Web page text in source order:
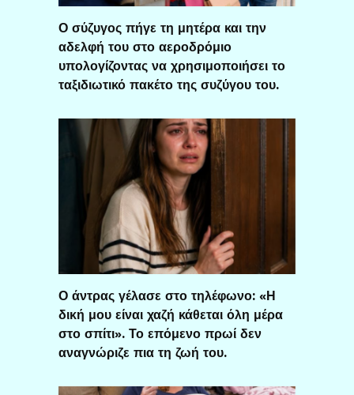
Ο σύζυγος πήγε τη μητέρα και την
αδελφή του στο αεροδρόμιο
υπολογίζοντας να χρησιμοποιήσει το
ταξιδιωτικό πακέτο της συζύγου του.
Ο άντρας γέλασε στο τηλέφωνο: «Η
δική μου είναι χαζή κάθεται όλη μέρα
στο σπίτι». Το επόμενο πρωί δεν
αναγνώριζε πια τη ζωή του.